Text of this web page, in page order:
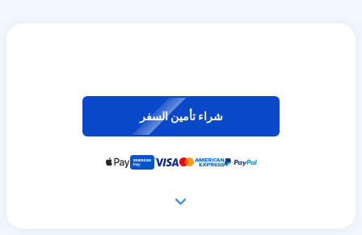
شراء تأمين السفر